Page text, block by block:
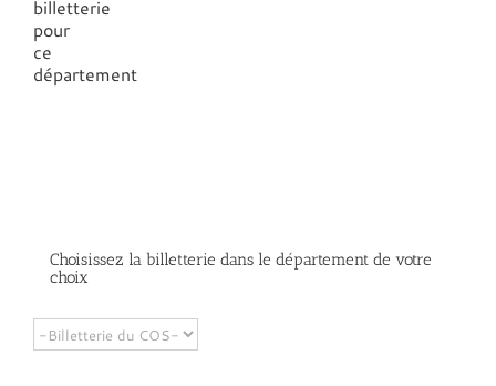
billetterie
pour
ce
département
Choisissez la billetterie dans le département de votre
choix